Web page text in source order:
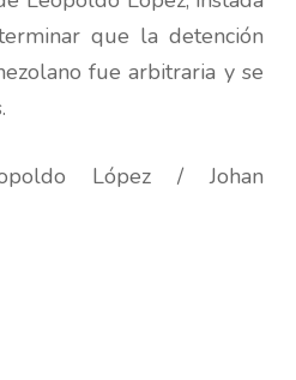
que la detención
fue arbitraria y se
López / Johan